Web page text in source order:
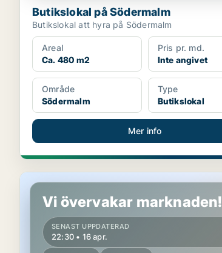
Butikslokal på Södermalm
Butikslokal att hyra på Södermalm
Areal
Ca. 480 m2
Pris pr. md.
Inte angivet
Område
Södermalm
Type
Butikslokal
Mer info
Butikslokal i Söderort
Vi övervakar marknaden!
SENAST UPPDATERAD
22:30 • 16 apr.